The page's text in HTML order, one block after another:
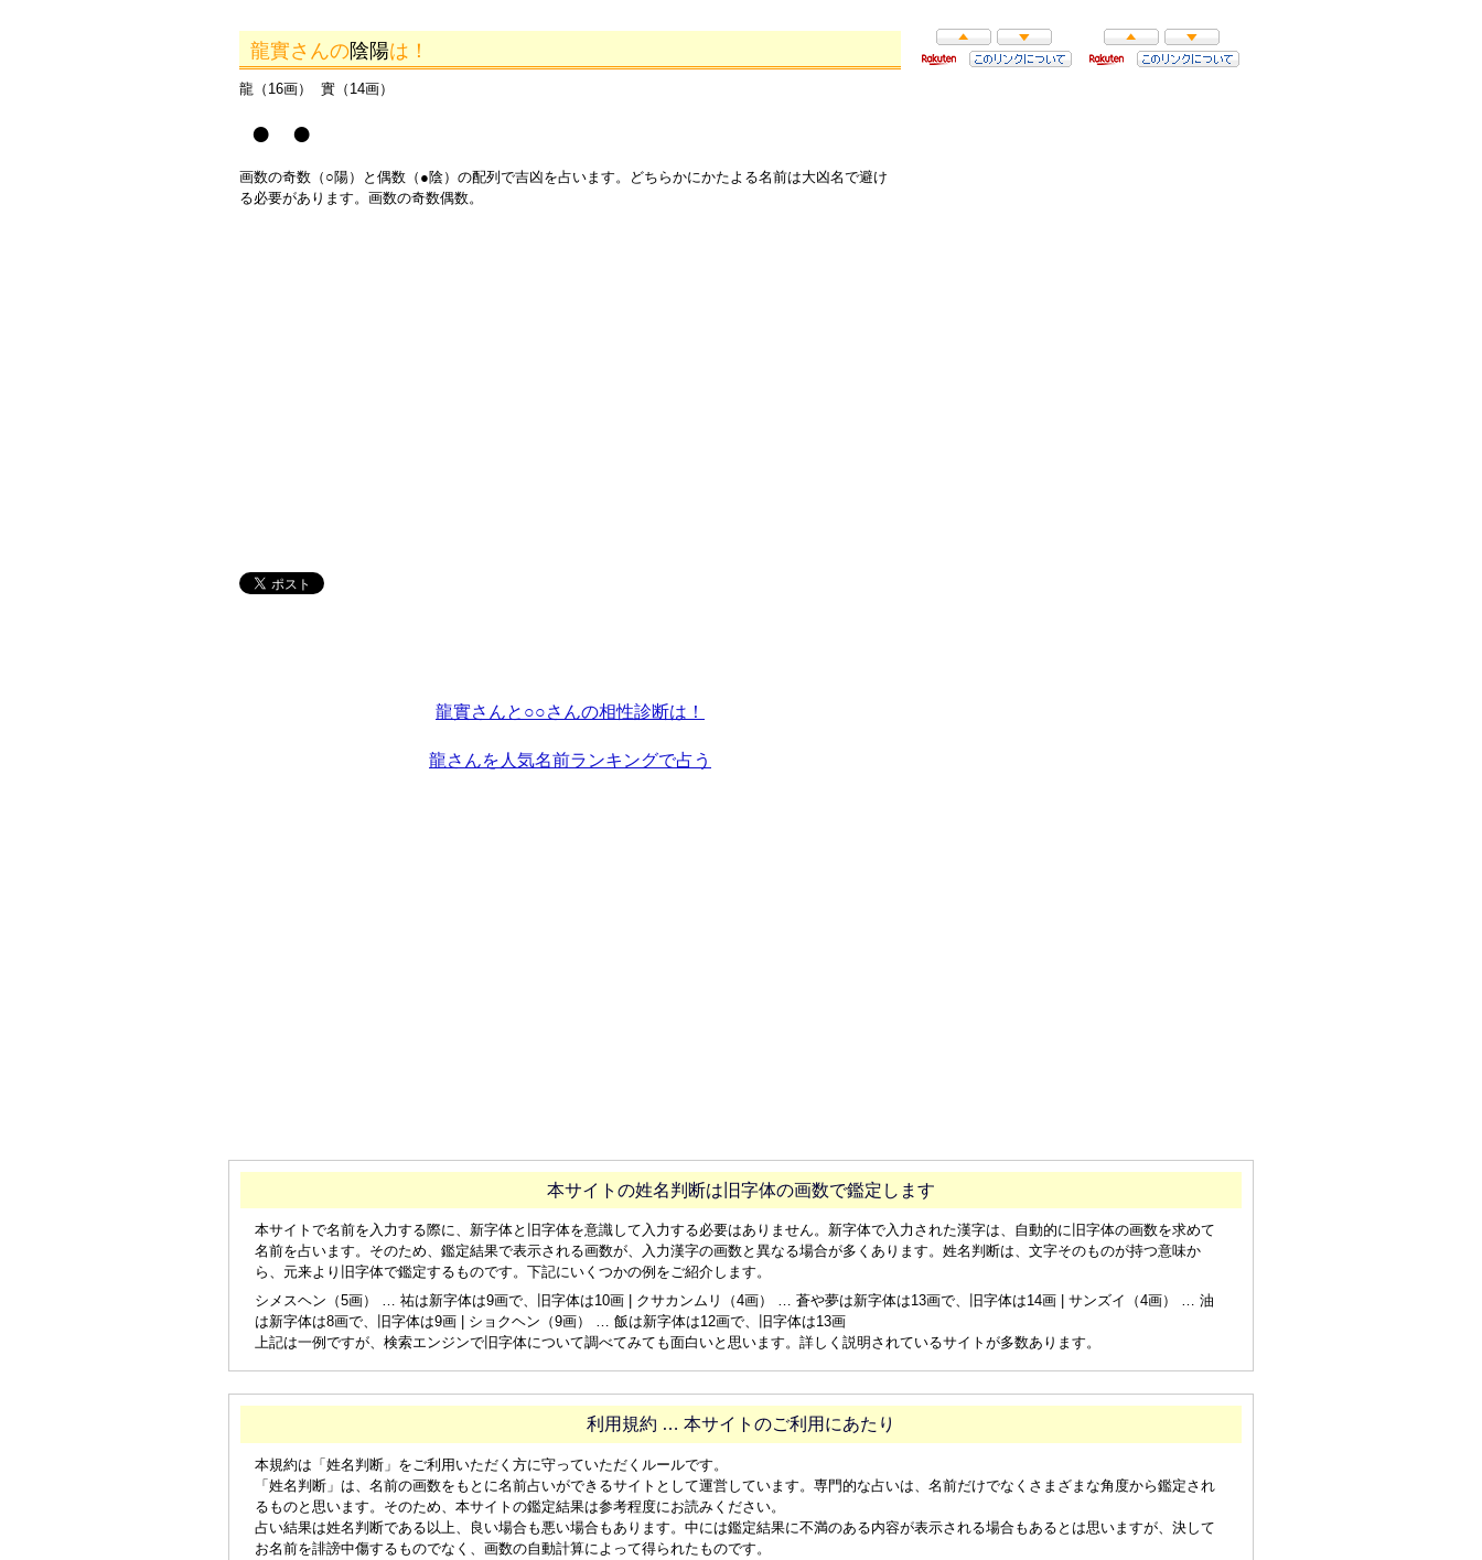
龍實さんの陰陽は！
龍（16画） 實（14画）
● ●
画数の奇数（○陽）と偶数（●陰）の配列で吉凶を占います。どちらかにかたよる名前は大凶名で避け
る必要があります。画数の奇数偶数。
龍實さんと○○さんの相性診断は！
龍さんを人気名前ランキングで占う
本サイトの姓名判断は旧字体の画数で鑑定します
本サイトで名前を入力する際に、新字体と旧字体を意識して入力する必要はありません。新字体で入力された漢字は、自動的に旧字体の画数を求めて
名前を占います。そのため、鑑定結果で表示される画数が、入力漢字の画数と異なる場合が多くあります。姓名判断は、文字そのものが持つ意味か
ら、元来より旧字体で鑑定するものです。下記にいくつかの例をご紹介します。
シメスヘン（5画） … 祐は新字体は9画で、旧字体は10画 | クサカンムリ（4画） … 蒼や夢は新字体は13画で、旧字体は14画 | サンズイ（4画） … 油
は新字体は8画で、旧字体は9画 | ショクヘン（9画） … 飯は新字体は12画で、旧字体は13画
上記は一例ですが、検索エンジンで旧字体について調べてみても面白いと思います。詳しく説明されているサイトが多数あります。
利用規約 … 本サイトのご利用にあたり
本規約は「姓名判断」をご利用いただく方に守っていただくルールです。
「姓名判断」は、名前の画数をもとに名前占いができるサイトとして運営しています。専門的な占いは、名前だけでなくさまざまな角度から鑑定され
るものと思います。そのため、本サイトの鑑定結果は参考程度にお読みください。
占い結果は姓名判断である以上、良い場合も悪い場合もあります。中には鑑定結果に不満のある内容が表示される場合もあるとは思いますが、決して
お名前を誹謗中傷するものでなく、画数の自動計算によって得られたものです。